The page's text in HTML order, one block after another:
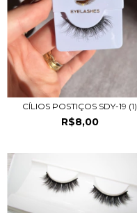
CÍLIOS POSTIÇOS SDY-19 (1)
R$8,00